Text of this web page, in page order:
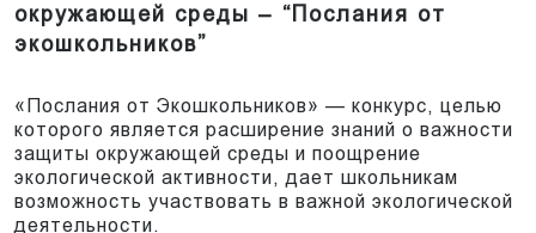
окружающей среды – “Послания от
экошкольников”
«Послания от Экошкольников» — конкурс, целью
которого является расширение знаний о важности
защиты окружающей среды и поощрение
экологической активности, дает школьникам
возможность участвовать в важной экологической
деятельности.